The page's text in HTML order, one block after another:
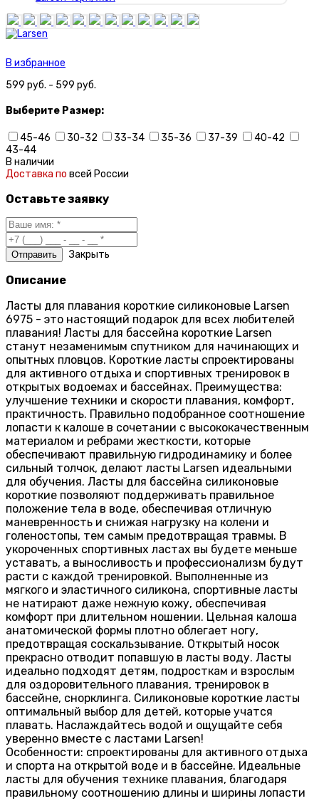
В избранное
599 руб. - 599 руб.
Выберите Размер:
45-46 30-32 33-34 35-36 37-39
40-42
43-44
В наличии
Доставка по всей России
Оставьте заявку
Закрыть
Описание
Ласты для плавания короткие силиконовые Larsen
6975 - это настоящий подарок для всех любителей
плавания! Ласты для бассейна короткие Larsen
станут незаменимым спутником для начинающих и
опытных пловцов. Короткие ласты спроектированы
для активного отдыха и спортивных тренировок в
открытых водоемах и бассейнах. Преимущества:
улучшение техники и скорости плавания, комфорт,
практичность. Правильно подобранное соотношение
лопасти к калоше в сочетании с высококачественным
материалом и ребрами жесткости, которые
обеспечивают правильную гидродинамику и более
сильный толчок, делают ласты Larsen идеальными
для обучения. Ласты для бассейна силиконовые
короткие позволяют поддерживать правильное
положение тела в воде, обеспечивая отличную
маневренность и снижая нагрузку на колени и
голеностопы, тем самым предотвращая травмы. В
укороченных спортивных ластах вы будете меньше
уставать, а выносливость и профессионализм будут
расти с каждой тренировкой. Выполненные из
мягкого и эластичного силикона, спортивные ласты
не натирают даже нежную кожу, обеспечивая
комфорт при длительном ношении. Цельная калоша
анатомической формы плотно облегает ногу,
предотвращая соскальзывание. Открытый носок
прекрасно отводит попавшую в ласты воду. Ласты
идеально подходят детям, подросткам и взрослым
для оздоровительного плавания, тренировок в
бассейне, снорклинга. Силиконовые короткие ласты
оптимальный выбор для детей, которые учатся
плавать. Наслаждайтесь водой и ощущайте себя
уверенно вместе с ластами Larsen!
Особенности: спроектированы для активного отдыха
и спорта на открытой воде и в бассейне. Идеальные
ласты для обучения технике плавания, благодаря
правильному соотношению длины и ширины лопасти